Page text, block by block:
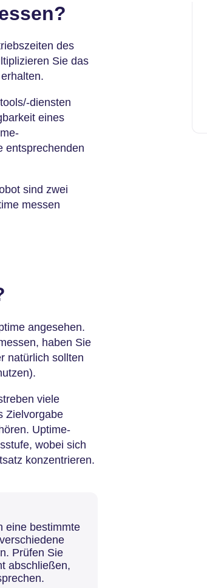
des
Sie das
diensten
eines
entsprechenden
sind zwei
messen
angesehen.
haben Sie
natürlich sollten
viele
Zielvorgabe
Uptime-
wobei sich
konzentrieren.
eine bestimmte
Prüfen Sie
abschließen,